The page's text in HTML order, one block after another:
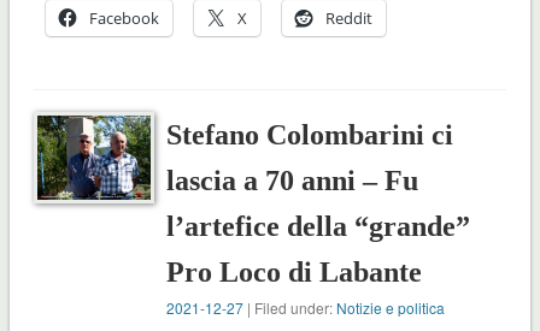
Facebook X Reddit
Stefano Colombarini ci
lascia a 70 anni – Fu
l’artefice della “grande”
Pro Loco di Labante
2021-12-27 | Filed under: Notizie e politica